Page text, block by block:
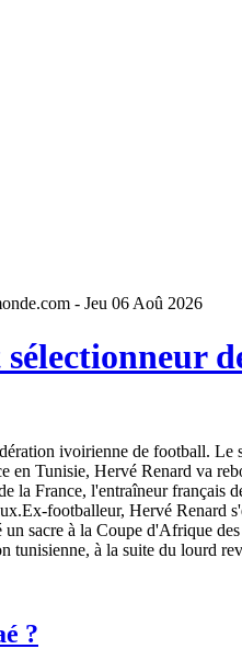
- Jeu 06 Aoû 2026
ivoirienne de football.
en Tunisie, Hervé Renard va
la France, l'entraîneur français
footballeur, Hervé Renard
sacre à la Coupe d'Afrique
tunisienne, à la suite du lourd
?